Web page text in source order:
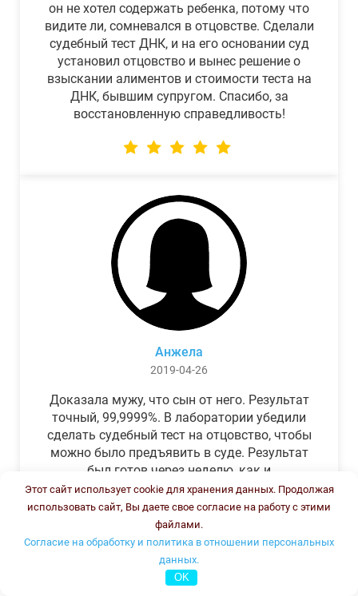
он не хотел содержать ребенка, потому что
видите ли, сомневался в отцовстве. Сделали
судебный тест ДНК, и на его основании суд
установил отцовство и вынес решение о
взыскании алиментов и стоимости теста на
ДНК, бывшим супругом. Спасибо, за
восстановленную справедливость!
Анжела
2019-04-26
Доказала мужу, что сын от него. Результат
точный, 99,9999%. В лаборатории убедили
сделать судебный тест на отцовство, чтобы
можно было предъявить в суде. Результат
был готов через неделю, как и
обещали.Теперь муж бегает и извиняется.
Этот сайт использует cookie для хранения данных. Продолжая
использовать сайт, Вы даете свое согласие на работу с этими
файлами.
Согласие на обработку и политика в отношении персональных
данных.
OK